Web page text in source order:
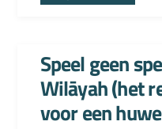
Speel geen
Wilāyah (het
voor een